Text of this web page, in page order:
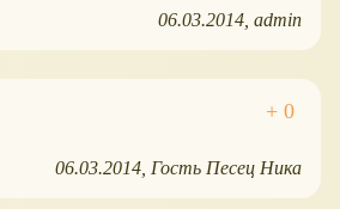
06.03.2014 admin
06.03.2014 Гость Песец Ника